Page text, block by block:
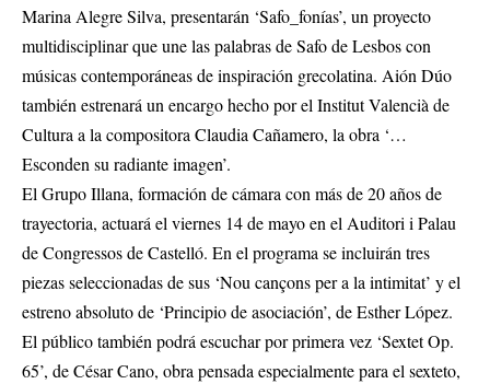
Marina Alegre Silva, presentarán ‘Safo_fonías’, un proyecto
multidisciplinar que une las palabras de Safo de Lesbos con
músicas contemporáneas de inspiración grecolatina. Aión Dúo
también estrenará un encargo hecho por el Institut Valencià de
Cultura a la compositora Claudia Cañamero, la obra ‘…
Esconden su radiante imagen’.
El Grupo Illana, formación de cámara con más de 20 años de
trayectoria, actuará el viernes 14 de mayo en el Auditori i Palau
de Congressos de Castelló. En el programa se incluirán tres
piezas seleccionadas de sus ‘Nou cançons per a la intimitat’ y el
estreno absoluto de ‘Principio de asociación’, de Esther López.
El público también podrá escuchar por primera vez ‘Sextet Op.
65’, de César Cano, obra pensada especialmente para el sexteto,